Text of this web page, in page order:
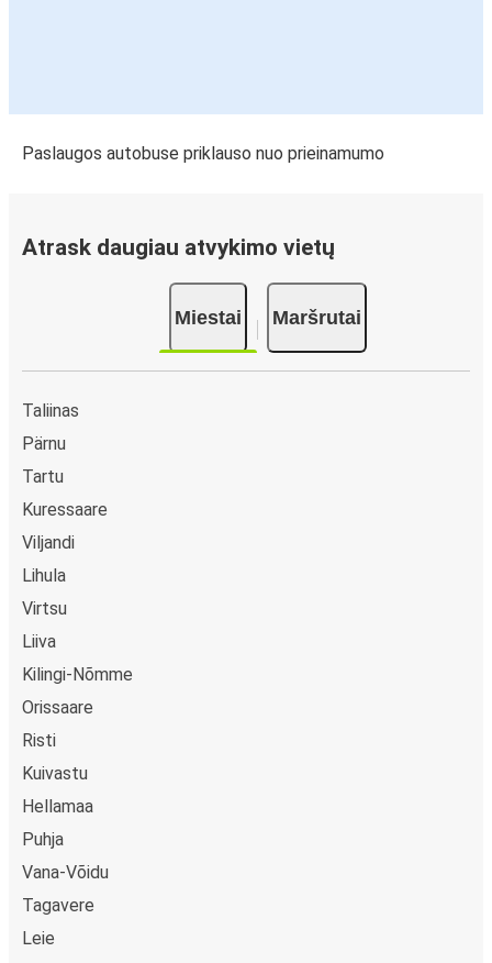
Paslaugos autobuse priklauso nuo prieinamumo
Atrask daugiau atvykimo vietų
Miestai Maršrutai
Taliinas
Pärnu
Tartu
Kuressaare
Viljandi
Lihula
Virtsu
Liiva
Kilingi-Nõmme
Orissaare
Risti
Kuivastu
Hellamaa
Puhja
Vana-Võidu
Tagavere
Leie